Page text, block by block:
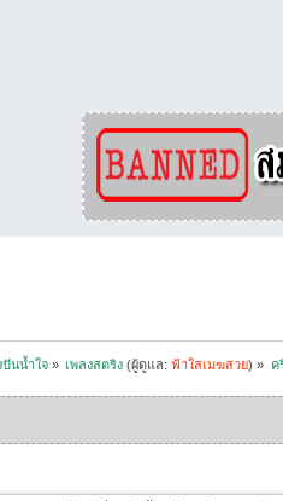
นน้ำใจ» เพลงสตริง (ผู้ดูแล:ฟ้าใสเมฆสวย) » ค